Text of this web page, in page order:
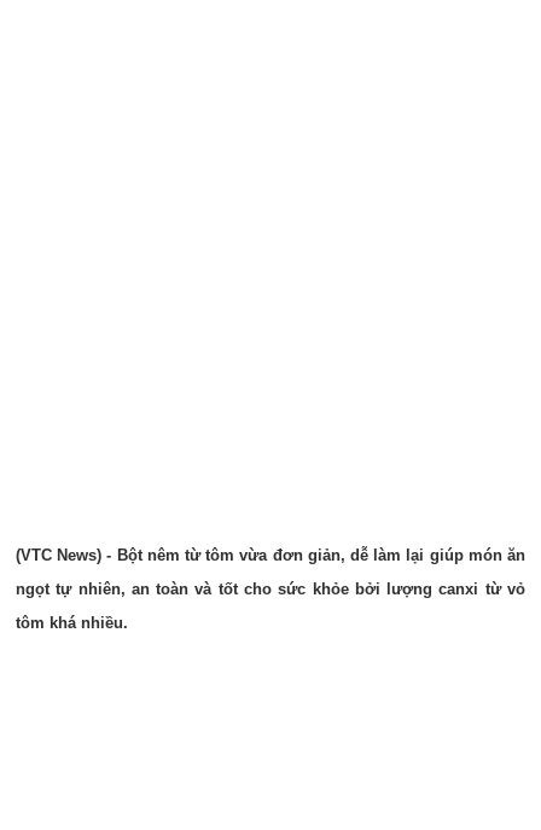
(VTC News) - Bột nêm từ tôm vừa đơn giản, dễ làm lại giúp món ăn
ngọt tự nhiên, an toàn và tốt cho sức khỏe bởi lượng canxi từ vỏ
tôm khá nhiều.